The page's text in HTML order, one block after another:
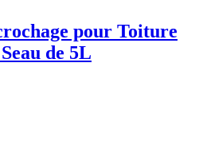
pour Toiture
de 5L